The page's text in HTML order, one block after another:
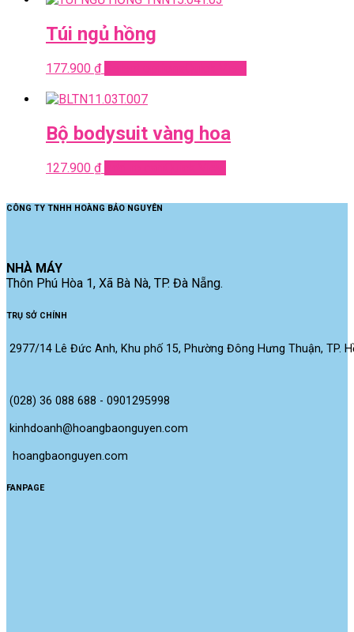
Túi ngủ hồng
177.900 ₫
Bộ bodysuit vàng hoa
127.900 ₫
CÔNG TY TNHH HOÀNG BẢO NGUYÊN
NHÀ MÁY
Thôn Phú Hòa 1, Xã Bà Nà, TP. Đà Nẵng.
TRỤ SỞ CHÍNH
2977/14 Lê Đức Anh, Khu phố 15, Phường Đông Hưng Thuận, TP.
(028) 36 088 688 - 0901295998
kinhdoanh@hoangbaonguyen.com
hoangbaonguyen.com
FANPAGE